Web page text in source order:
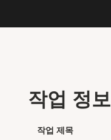
작업 정보
작업 제목